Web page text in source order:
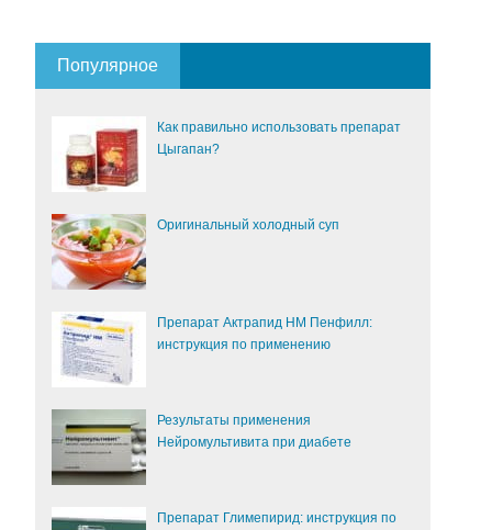
Популярное
Как правильно использовать препарат
Цыгапан?
Оригинальный холодный суп
Препарат Актрапид НМ Пенфилл:
инструкция по применению
Результаты применения
Нейромультивита при диабете
Препарат Глимепирид: инструкция по